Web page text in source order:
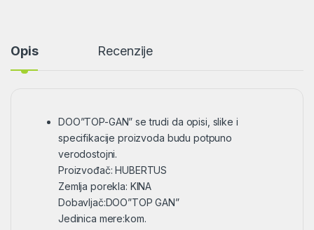
Opis Recenzije
DOO”TOP-GAN” se trudi da opisi, slike i
specifikacije proizvoda budu potpuno
verodostojni.
Proizvođač: HUBERTUS
Zemlja porekla: KINA
Dobavljač:DOO”TOP GAN”
Jedinica mere:kom.